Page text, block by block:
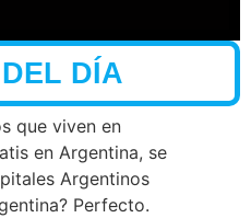
DÍA
que viven en
en Argentina, se
Argentinos
Perfecto.